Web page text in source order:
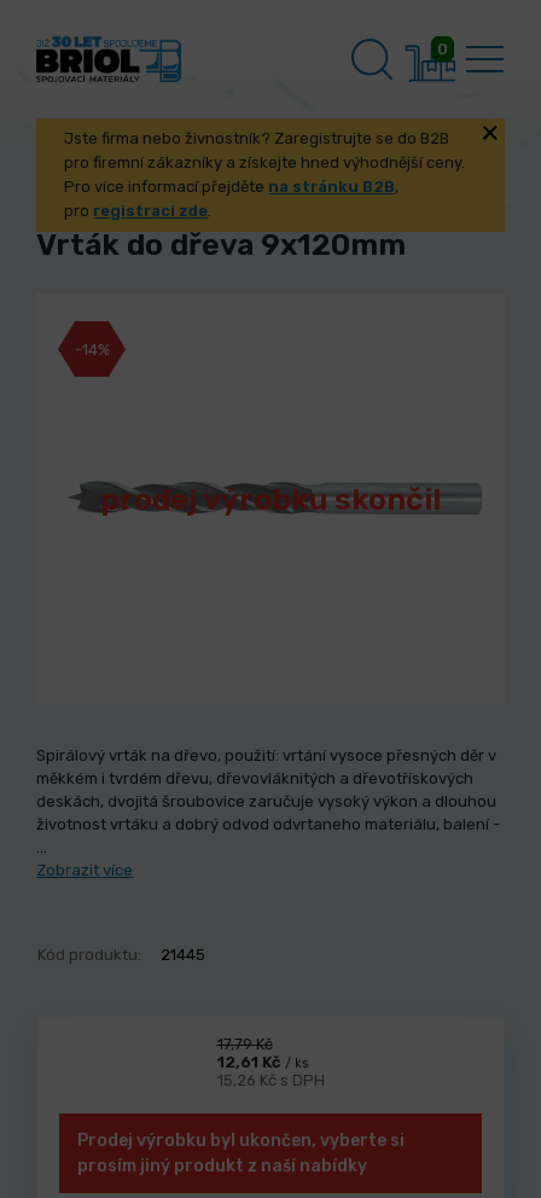
0
Jste firma nebo živnostník? Zaregistrujte se do B2B
pro firemní zákazníky a získejte hned výhodnější ceny.
Pro více informací přejděte na stránku B2B,
pro registraci zde.
Vrták do dřeva 9x120mm
prodej výrobku skončil
-14%
Spirálový vrták na dřevo, použití: vrtání vysoce přesných děr v
měkkém i tvrdém dřevu, dřevovláknitých a dřevotřískových
deskách, dvojitá šroubovice zaručuje vysoký výkon a dlouhou
životnost vrtáku a dobrý odvod odvrtaneho materiálu, balení -
…
Zobrazit více
Kód produktu: 21445
17,79 Kč
12,61 Kč / ks
15,26 Kč s DPH
Prodej výrobku byl ukončen, vyberte si
prosím jiný produkt z naší nabídky